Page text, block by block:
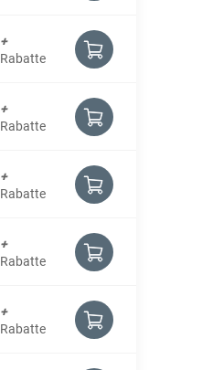
+
Rabatte
+
Rabatte
+
Rabatte
+
Rabatte
+
Rabatte